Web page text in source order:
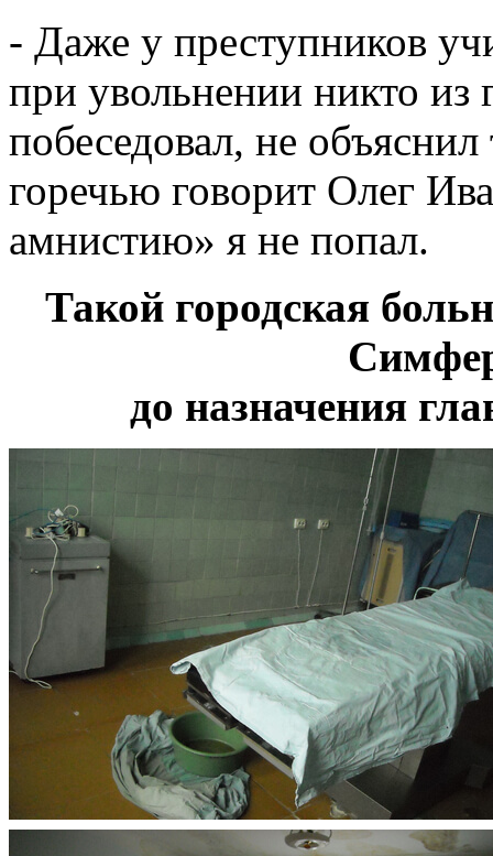
- Даже у преступников
при увольнении никто из
побеседовал, не
горечью говорит Олег
амнистию» я не попал.
Такой городская
до назначения